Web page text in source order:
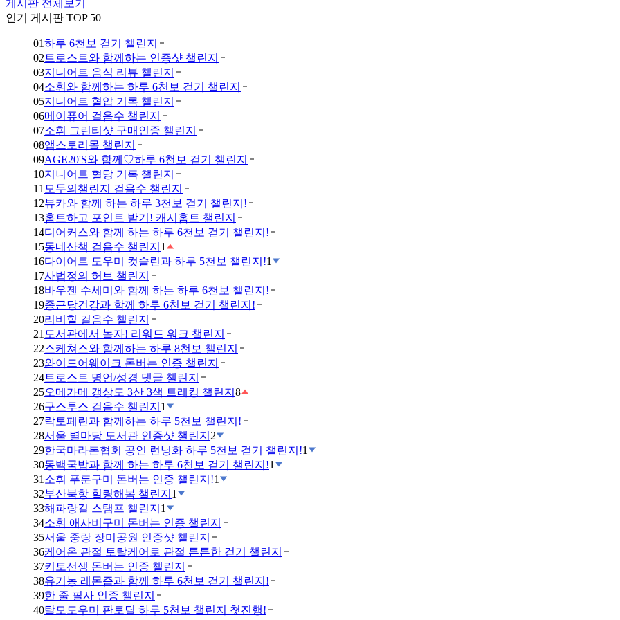
게시판 전체보기
인기 게시판 TOP 50
01하루 6천보 걷기 챌린지
02 트로스트와 함께하는 인증샷 챌린지
03지니어트 음식 리뷰 챌린지
04소휘와 함께하는 하루 6천보 걷기 챌린지
05지니어트 혈압 기록 챌린지
06메이퓨어 걸음수 챌린지
07소휘 그린티샷 구매인증 챌린지
08앱스토리몰 챌린지
09AGE20'S와 함께♡하루 6천보 걷기 챌린지
10지니어트 혈당 기록 챌린지
11 모두의챌린지 걸음수 챌린지
12뷰카와 함께 하는 하루 3천보 걷기 챌린지!
13홈트하고 포인트 받기! 캐시홈트 챌린지
14디어커스와 함께 하는 하루 6천보 걷기 챌린지!
15동네산책 걸음수 챌린지 1
16다이어트 도우미 컷슬린과 하루 5천보 챌린지!1
17사법정의 허브 챌린지
18바우젠 수세미와 함께 하는 하루 6천보 챌린지!
19종근당건강과 함께 하루 6천보 걷기 챌린지!
20리비힐 걸음수 챌린지
21 도서관에서 놀자! 리워드 워크 챌린지
22스케쳐스와 함께하는 하루 8천보 챌린지
23와이드어웨이크 돈버는 인증 챌린지
24트로스트 명언/성경 댓글 챌린지
25오메가메 갱상도 3산 3색 트레킹 챌린지 8
26구스투스 걸음수 챌린지 1
27락토페린과 함께하는 하루 5천보 챌린지!
28서울 별마당 도서관 인증샷 챌린지 2
29한국마라톤협회 공인 런닝화 하루 5천보 걷기 챌린지!1
30동백국밥과 함께 하는 하루 6천보 걷기 챌린지!1
31 소휘 푸룬구미 돈버는 인증 챌린지!1
32부산북항 힐링해봄 챌린지 1
33해파랑길 스탬프 챌린지 1
34소휘 애사비구미 돈버는 인증 챌린지
35서울 중랑 장미공원 인증샷 챌린지
36케어온 관절 토탈케어로 관절 튼튼한 걷기 챌린지
37키토선생 돈버는 인증 챌린지
38유기농 레몬즙과 함께 하루 6천보 걷기 챌린지!
39한 줄 필사 인증 챌린지
40탈모도우미 판토딜 하루 5천보 챌린지 첫진행!